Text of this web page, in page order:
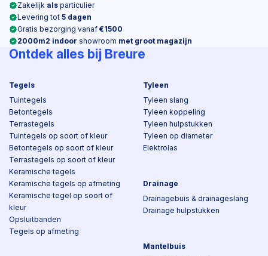
Zakelijk als particulier
Levering tot 5 dagen
Gratis bezorging vanaf €1500
2000m2 indoor showroom met groot magazijn
Ontdek alles bij Breure
Tegels
Tuintegels
Betontegels
Terrastegels
Tuintegels op soort of kleur
Betontegels op soort of kleur
Terrastegels op soort of kleur
Keramische tegels
Keramische tegels op afmeting
Keramische tegel op soort of
kleur
Opsluitbanden
Tegels op afmeting
Tyleen
Tyleen slang
Tyleen koppeling
Tyleen hulpstukken
Tyleen op diameter
Elektrolas
Drainage
Drainagebuis & drainageslang
Drainage hulpstukken
Mantelbuis